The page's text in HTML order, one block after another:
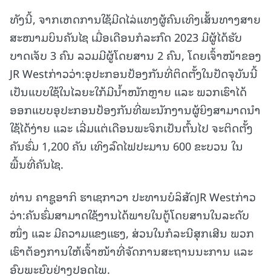
ທັງນີ້, ຈາກເຫດການໃຊ້ມີດໄລ່ແທງຜູ້ຄົນເທິງເສັ້ນທາງສາຍ
ສະໜາມບິນຄັນໄຊ ເມື່ອເດືອນກໍລະກົດ 2023 ມີຜູ້ໄດ້ຮັບ
ບາດເຈັບ 3 ຄົນ ລວມມີຜູ້ໂດຍສານ 2 ຄົນ, ໂດຍເຈົ້າໜ້າຂອງ
JR Westກ່າວວ່າ:ອຸປະກອນປ້ອງກັນທີ່ຕິດຕັ້ງໃນປັດຈຸບັນນີ້
ເປັນແບບໃຊ້ໃນໄລຍະໃກ້ມີນໍ້າໜັກຫຼາຍ ແລະ ພວກເຮົາໄດ້
ອອກແບບອຸປະກອນປ້ອງກັນທີ່ພະນັກງານຜູ້ຍິງສາມາດນຳ
ໃຊ້ໄດ້ງ່າຍ ແລະ ເລີ່ມແຕ່ເດືອນພະຈິກເປັນຕົ້ນໄປ ຈະຕິດຕັ້ງ
ຄັນຮົ່ມ 1,200 ຄັນ ເທິງລົດໄຟປະມານ 600 ຂະບວນ ໃນ
ພື້ນທີ່ຄັນໄຊ.
ທ່ານ ຄາຊູອາກິ ຮາເຊກາວາ ປະທານບໍລິສັດJR Westກ່າວ
ວ່າ:ຄັນຮົ່ມສາມາດໃຊ້ງານໄດ້ພາຍໃນຕູ້ໂດຍສານໃນລະດັບ
ໜຶ່ງ ແລະ ມີຄວາມແຂງແຮງ, ສ່ວນໃນກໍລະນີສຸກເສີນ ພວກ
ເຮົາຕ້ອງການໃຫ້ເຈົ້າໜ້າທີ່ຈັດການສະຖານນະການ ແລະ
ອົບພະຍົບຢ່າງປອດໄພ.